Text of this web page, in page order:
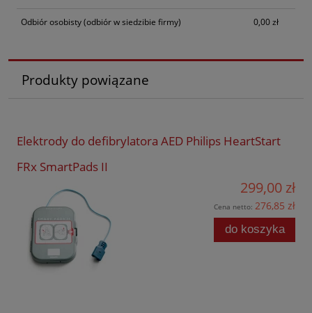
Odbiór osobisty(odbiór w siedzibie firmy) 0,00 zł
Produkty powiązane
Elektrody do defibrylatora AED Philips HeartStart
FRx SmartPads II
299,00 zł
Cena netto: 276,85 zł
do koszyka